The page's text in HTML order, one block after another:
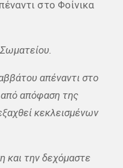
στο Φοίνικα
απέναντι στο
από απόφαση της
κεκλεισμένων
και την δεχόμαστε